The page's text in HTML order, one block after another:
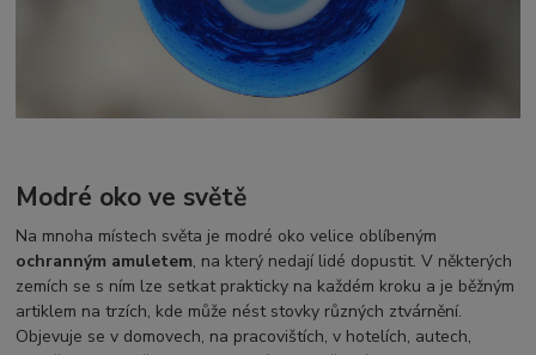
Modré oko ve světě
Na mnoha místech světa je modré oko velice oblíbeným
ochranným amuletem, na který nedají lidé dopustit. V některých
zemích se s ním lze setkat prakticky na každém kroku a je běžným
artiklem na trzích, kde může nést stovky různých ztvárnění.
Objevuje se v domovech, na pracovištích, v hotelích, autech,